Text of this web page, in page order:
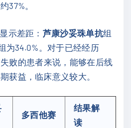
37%。
示差距： 芦康沙妥珠单抗组
为34.0%。对于已经经历
失败的患者来说，能够在后线
获益，临床意义较大。
多西他赛
结果解
读